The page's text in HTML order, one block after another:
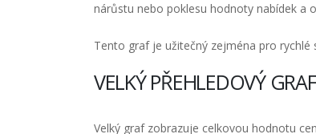
nárůstu nebo poklesu hodnoty nabídek a
Tento graf je užitečný zejména pro
VELKÝ PŘEHLEDOVÝ GRAF
Velký graf zobrazuje celkovou hodnotu